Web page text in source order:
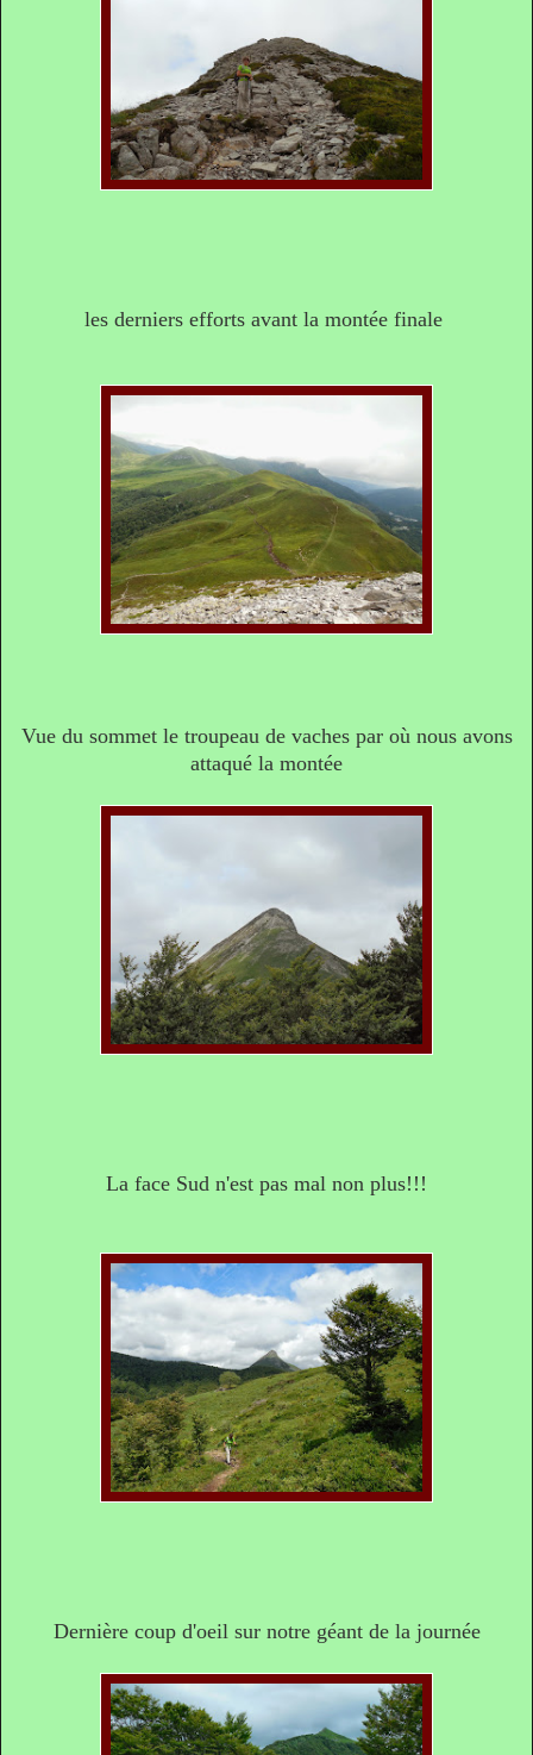
les derniers efforts avant la montée finale
Vue du sommet le troupeau de vaches par où nous avons
attaqué la montée
La face Sud n'est pas mal non plus!!!
Dernière coup d'oeil sur notre géant de la journée